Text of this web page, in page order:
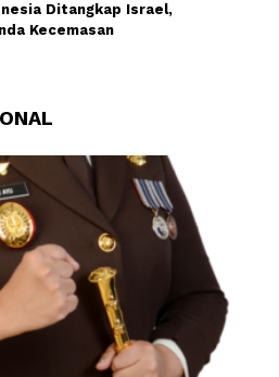
Ditangkap Israel,
Kecemasan